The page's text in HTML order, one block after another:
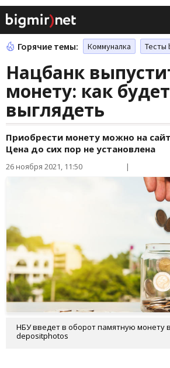
Горячие темы: Коммуналка Тесты
Нацбанк
монету: как будет
выглядеть
Приобрести монету можно на
Цена до сих пор не установлена
26 ноября 2021, 11:50 |
НБУ введет в оборот памятную монету
depositphotos